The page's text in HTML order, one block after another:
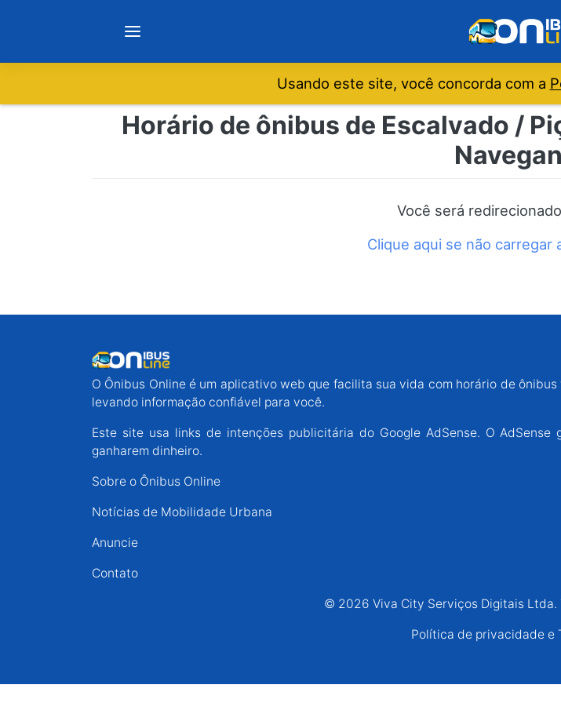
Notícias
Espírito Santo
Paraná
Rio Grande do Sul
Centro-Oeste
Usando este site, você concorda com a
Horário de ônibus de Escalvado /
Você será
Clique aqui se não
O Ônibus Online é um aplicativo web que facilita sua vida com horário de
levando informação confiável para você.
Este site usa links de intenções publicitária do Google AdSense. O
ganharem dinheiro.
Sobre o Ônibus Online
Notícias de Mobilidade Urbana
Anuncie
Contato
© 2026 Viva City Serviços Digitais Ltda.
Política de privacidade e